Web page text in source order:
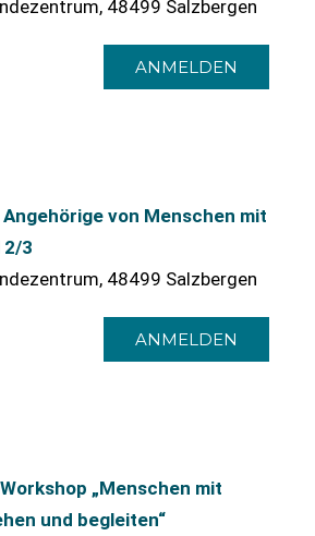
48499 Salzbergen
ANMELDEN
von Menschen mit
2/3
48499 Salzbergen
ANMELDEN
„Menschen mit
und begleiten“